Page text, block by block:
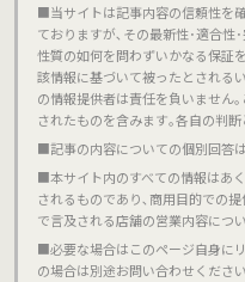
■当サイトは記事内容の信頼性を
ておりますが､その最新性･適合性
性質の如何を問わずいかなる保証
該情報に基づいて被ったとされる
の情報提供者は責任を負いません
されたものを含みます｡各自の判
■記事の内容についての個別回答
■本サイト内のすべての情報はあ
されるものであり､商用目的での
で言及される店舗の営業内容につ
■必要な場合はこのページ自身に
の場合は別途お問い合わせくださ